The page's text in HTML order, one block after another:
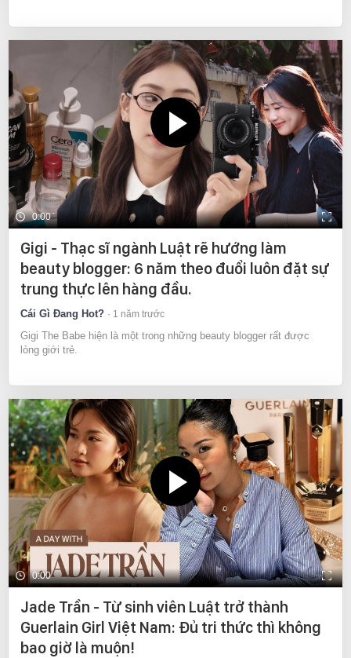
0:00
Gigi - Thạc sĩ ngành Luật rẽ hướng làm
beauty blogger: 6 năm theo đuổi luôn đặt sự
trung thực lên hàng đầu.
Cái Gì Đang Hot? 1 năm trước
Gigi The Babe hiện là một trong những beauty blogger rất được
lòng giới trẻ.
0:00
Jade Trần - Từ sinh viên Luật trở thành
Guerlain Girl Việt Nam: Đủ tri thức thì không
bao giờ là muộn!